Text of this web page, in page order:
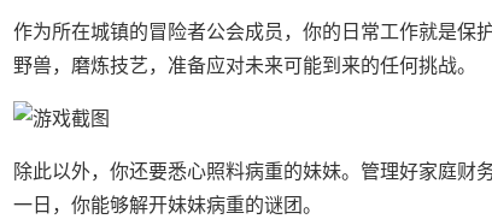
作为所在城镇的冒险者公会成员，你的日常工作就是
野兽，磨炼技艺，准备应对未来可能到来的任何挑战。
除此以外，你还要悉心照料病重的妹妹。管理好家庭
一日，你能够解开妹妹病重的谜团。